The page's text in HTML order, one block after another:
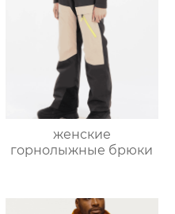
женские
горнолыжные брюки